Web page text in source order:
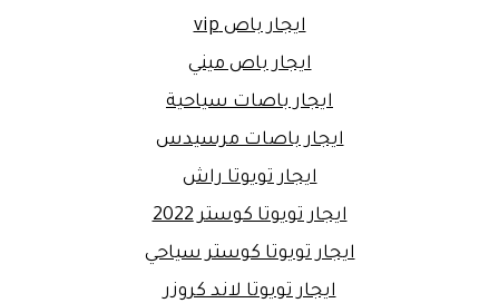
ايجار باص vip
ايجار باص ميني
ايجار باصات سياحية
ايجار باصات مرسيدس
ايجار تويوتا راش
ايجار تويوتا كوستر 2022
ايجار تويوتا كوستر سياحي
ايجار تويوتا لاند كروزر